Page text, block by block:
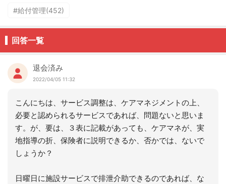
#給付管理(452)
回答一覧
退会済み
2022/04/05 11:32
こんにちは、サービス調整は、ケアマネジメントの上、
必要と認められるサービスであれば、問題ないと思いま
す。が、要は、３表に記載があっても、ケアマネが、実
地指導の折、保険者に説明できるか、否かでは、ないで
しょうか？
日曜日に施設サービスで排泄介助できるのであれば、な